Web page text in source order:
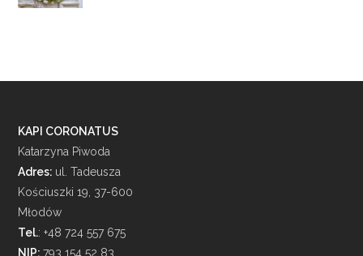
KAPI CORONATUS
Katarzyna Piwoda
Adres: ul. Tadeusza
Kościuszki 19, 37-600
Młodów
Tel.: +48 724 557 675
NIP:793 154 52 83